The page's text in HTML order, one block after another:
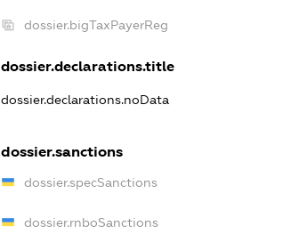
dossier.bigTaxPayerReg
dossier.declarations.title
dossier.declarations.noData
dossier.sanctions
dossier.specSanctions
dossier.rnboSanctions